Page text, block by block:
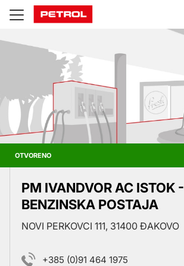
Prodajna
mjesta
OTVORENO
PM IVANDVOR AC ISTOK -
BENZINSKA POSTAJA
NOVI PERKOVCI 111, 31400 ĐAKOVO
+385 (0)91 464 1975